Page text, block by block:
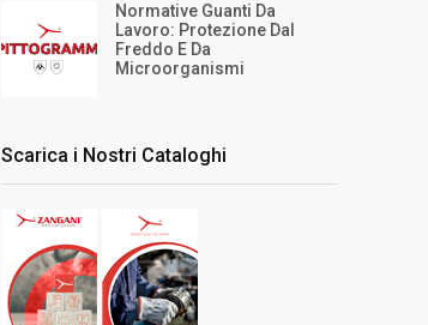
Normative Guanti Da
Lavoro: Protezione Dal
Freddo E Da
Microorganismi
Scarica i Nostri Cataloghi